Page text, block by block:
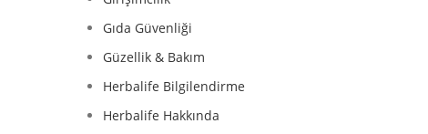
Gıda Güvenliği
Güzellik & Bakım
Herbalife Bilgilendirme
Herbalife Hakkında